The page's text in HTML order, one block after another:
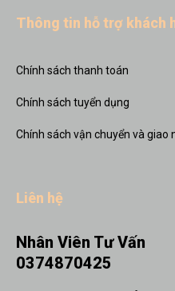
Thông tin hỗ trợ khách
Chính sách thanh toán
Chính sách tuyển dụng
Chính sách vận chuyển và giao
Liên hệ
Nhân Viên Tư Vấn
0374870425